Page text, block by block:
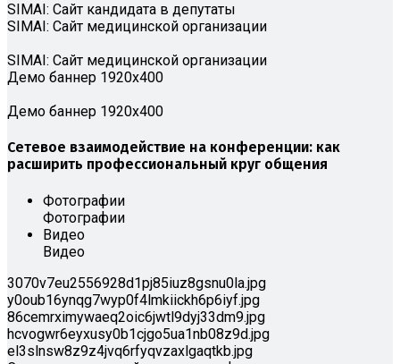
SIMAI: Сайт кандидата в депутаты
SIMAI: Сайт медицинской организации
SIMAI: Сайт медицинской организации
Демо баннер 1920х400
Демо баннер 1920х400
Сетевое взаимодействие на конференции: как
расширить профессиональный круг общения
Фотографии
Фотографии
Видео
Видео
3070v7eu2556928d1pj85iuz8gsnu0la.jpg
y0oub16ynqg7wyp0f4lmkiickh6p6iyf.jpg
86cemrximywaeq2oic6jwtl9dyj33dm9.jpg
hcvogwr6eyxusy0b1cjgo5ua1nb08z9d.jpg
el3slnsw8z9z4jvq6rfyqvzaxlgaqtkb.jpg